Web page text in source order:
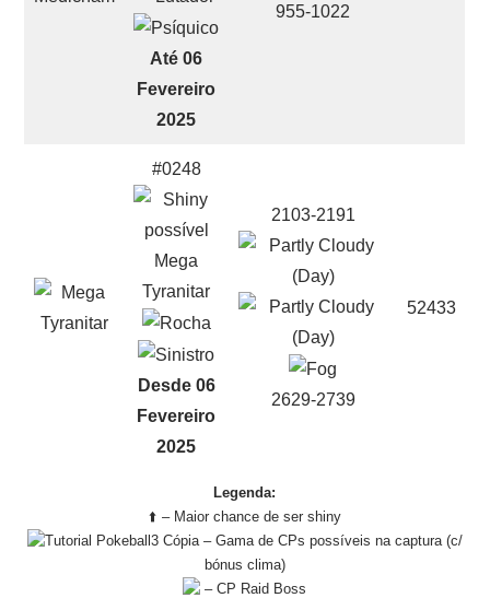
Até 06
Fevereiro
2025
955-1022
#0248
Mega
Tyranitar
Desde 06
Fevereiro
2025
2103-2191
2629-2739
52433
Legenda:
⬆️ – Maior chance de ser shiny
– Gama de CPs possíveis na captura (c/
bónus clima)
– CP Raid Boss